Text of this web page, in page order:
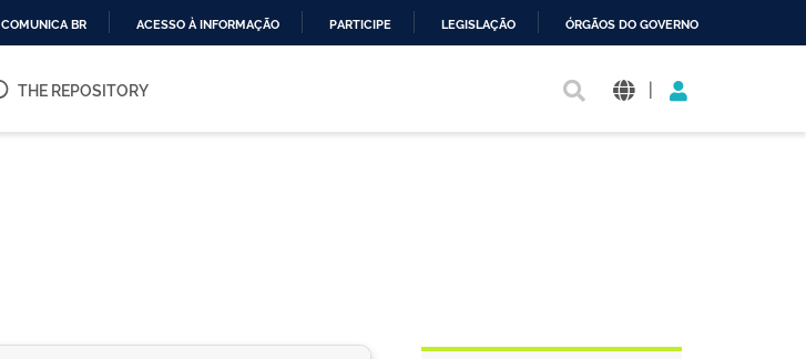
O
COMUNICA BR ACESSO À INFORMAÇÃO PARTICIPE LEGISLAÇÃO ÓRGÃOS DO GOVERNO
THE REPOSITORY |